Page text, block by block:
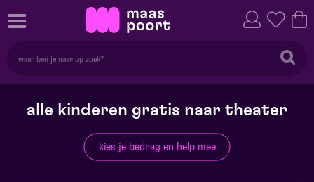
alle kinderen gratis naar theater
kies je bedrag en help mee